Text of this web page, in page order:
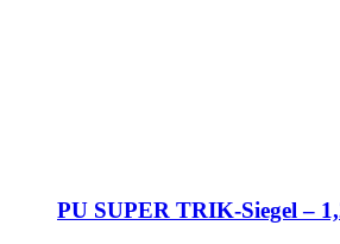
PU SUPER TRIK-Siegel –